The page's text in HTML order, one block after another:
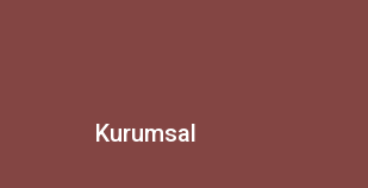
Kurumsal